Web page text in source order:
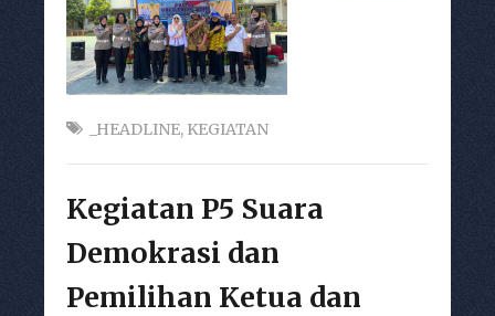
_HEADLINE, KEGIATAN
Kegiatan P5 Suara
Demokrasi dan
Pemilihan Ketua dan